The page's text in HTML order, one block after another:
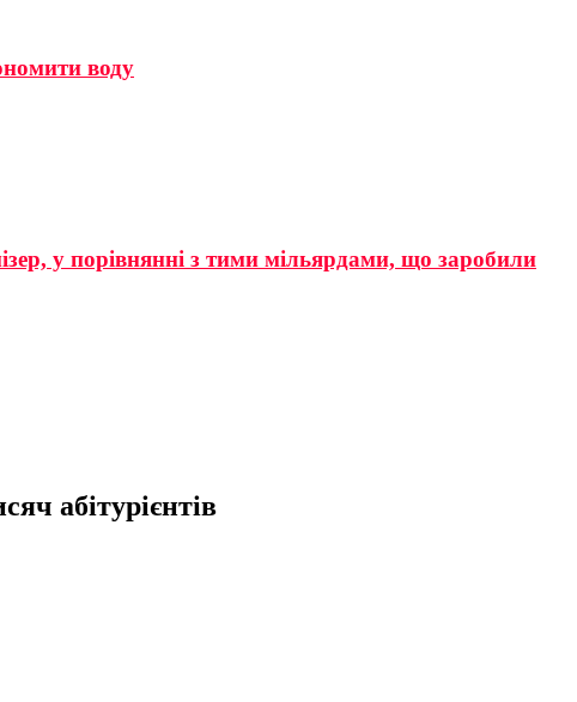
воду
у порівнянні з тими мільярдами, що заробили
абітурієнтів